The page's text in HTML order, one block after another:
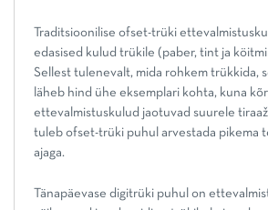
Traditsioonilise ofset-trüki
edasised kulud trükile (paber, tint ja
Sellest tulenevalt, mida rohkem trükkida,
läheb hind ühe eksemplari kohta, kuna
ettevalmistuskulud jaotuvad suurele
tuleb ofset-trüki puhul arvestada pikema
ajaga.
Tänapäevase digitrüki puhul on